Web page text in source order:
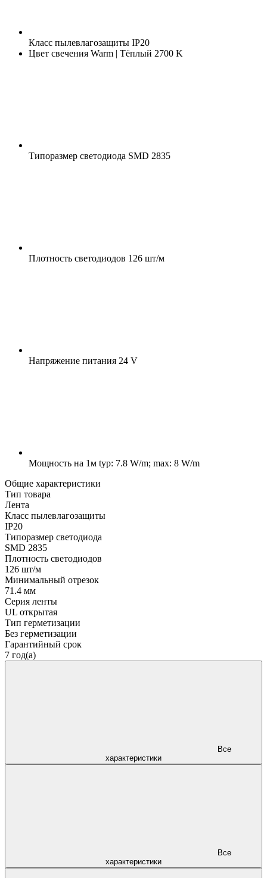
Класс пылевлагозащиты IP20
Цвет свечения Warm | Тёплый 2700 K
Типоразмер светодиода SMD 2835
Плотность светодиодов 126 шт/м
Напряжение питания 24 V
Мощность на 1м typ: 7.8 W/m; max: 8 W/m
Общие характеристики
Тип товара
Лента
Класс пылевлагозащиты
IP20
Типоразмер светодиода
SMD 2835
Плотность светодиодов
126 шт/м
Минимальный отрезок
71.4 мм
Серия ленты
UL открытая
Тип герметизации
Без герметизации
Гарантийный срок
7 год(а)
характеристики
характеристики